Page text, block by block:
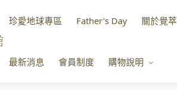
珍愛地球專區 Father's Day 關於覺萃
最新消息 會員制度 購物說明